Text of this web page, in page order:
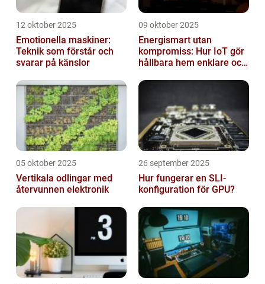
12 oktober 2025
Emotionella maskiner:
Teknik som förstår och
svarar på känslor
09 oktober 2025
Energismart utan
kompromiss: Hur IoT gör
hållbara hem enklare och
05 oktober 2025
Vertikala odlingar med
återvunnen elektronik
26 september 2025
Hur fungerar en SLI-
konfiguration för GPU?